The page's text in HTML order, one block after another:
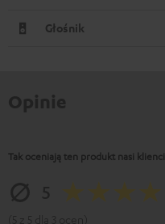
Głośnik
Tak oceniają ten produkt nasi klienci